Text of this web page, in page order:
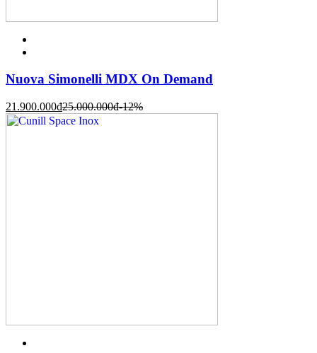
Nuova Simonelli MDX On Demand
21.900.000đ25.000.000đ-12%